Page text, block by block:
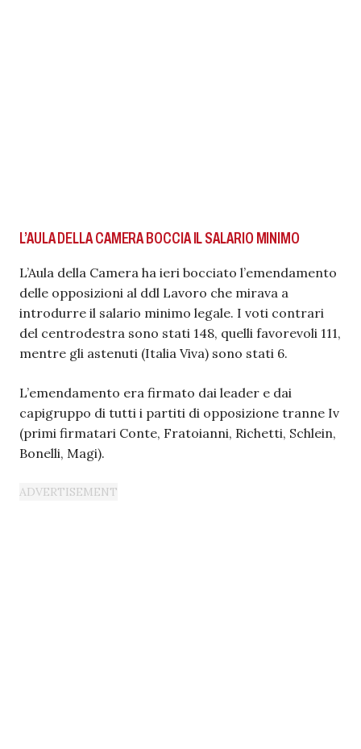
L’AULA DELLA CAMERA BOCCIA IL SALARIO MINIMO
L’Aula della Camera ha ieri bocciato l’emendamento
delle opposizioni al ddl Lavoro che mirava a
introdurre il salario minimo legale. I voti contrari
del centrodestra sono stati 148, quelli favorevoli 111,
mentre gli astenuti (Italia Viva) sono stati 6.
L’emendamento era firmato dai leader e dai
capigruppo di tutti i partiti di opposizione tranne Iv
(primi firmatari Conte, Fratoianni, Richetti, Schlein,
Bonelli, Magi).